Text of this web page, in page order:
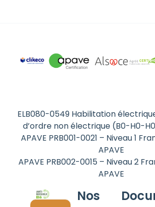
ELB080-0549 Habilitation
d’ordre non électrique (B0-H0-
APAVE PRB001-0021 – Niveau 1
APAVE
APAVE PRB002-0015 – Niveau 2
APAVE
Nos